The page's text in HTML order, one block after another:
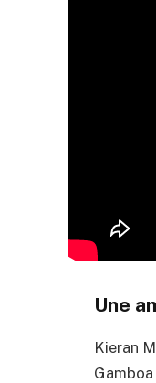
Une
Kieran